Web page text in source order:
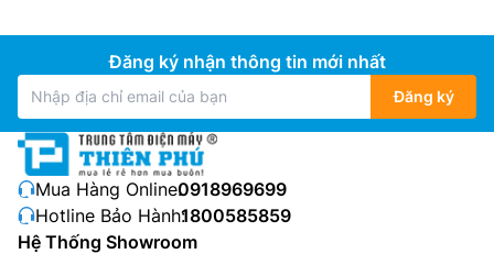
Đăng ký nhận thông tin mới nhất
Đăng ký
Mua Hàng Online:0918969699
Hotline Bảo Hành:1800585859
Hệ Thống Showroom